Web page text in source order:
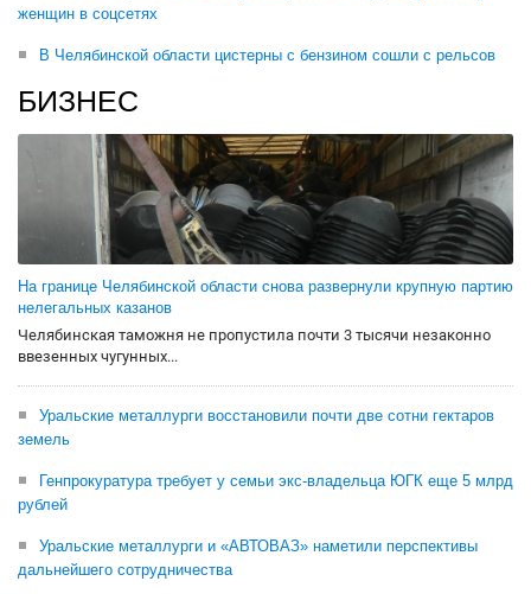
женщин в соцсетях
В Челябинской области цистерны с бензином сошли с рельсов
БИЗНЕС
На границе Челябинской области снова развернули крупную партию
нелегальных казанов
Челябинская таможня не пропустила почти 3 тысячи незаконно
ввезенных чугунных...
Уральские металлурги восстановили почти две сотни гектаров
земель
Генпрокуратура требует у семьи экс-владельца ЮГК еще 5 млрд
рублей
Уральские металлурги и «АВТОВАЗ» наметили перспективы
дальнейшего сотрудничества